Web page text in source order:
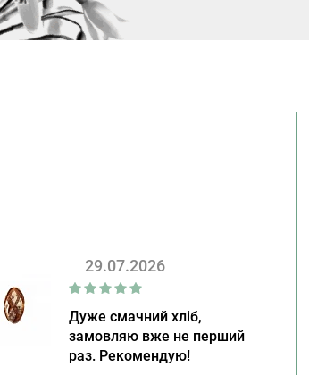
29.07.2026
Дуже смачний хліб,
замовляю вже не перший
раз. Рекомендую!